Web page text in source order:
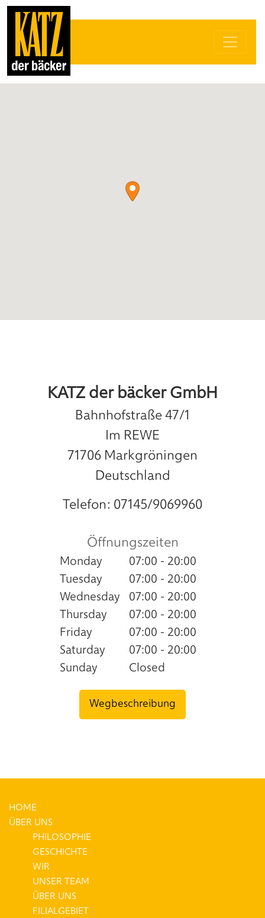
KATZ der bäcker GmbH
Bahnhofstraße 47/1
Im REWE
71706 Markgröningen
Deutschland
Telefon: 07145/9069960
Öffnungszeiten
Monday
07:00 - 20:00
Tuesday
07:00 - 20:00
Wednesday
07:00 - 20:00
Thursday
07:00 - 20:00
Friday
07:00 - 20:00
Saturday
07:00 - 20:00
Sunday
Closed
Wegbeschreibung
HOME
ÜBER UNS
PHILOSOPHIE
GESCHICHTE
WIR
UNSER TEAM
ÜBER UNS
FILIALGEBIET